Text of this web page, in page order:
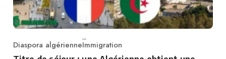
Category
Diaspora algérienneImmigration